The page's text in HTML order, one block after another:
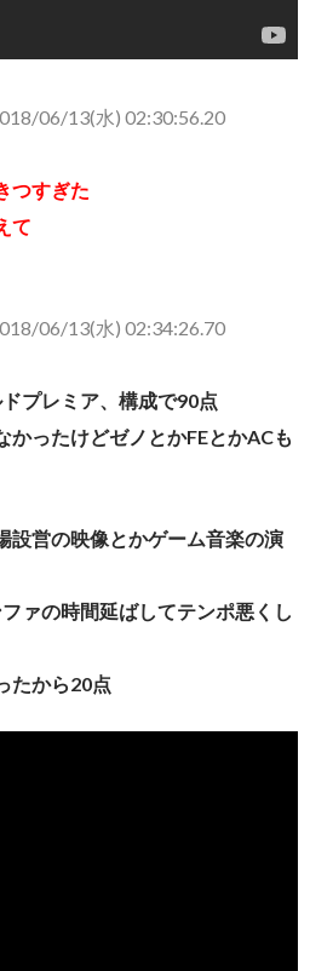
06/13(水) 02:30:56.20
つすぎた
て
06/13(水) 02:34:26.70
プレミア、構成で90点
かったけどゼノとかFEとかACも
設営の映像とかゲーム音楽の演
ァの時間延ばしてテンポ悪くし
たから20点